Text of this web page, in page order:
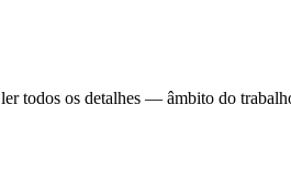
todos os detalhes — âmbito do